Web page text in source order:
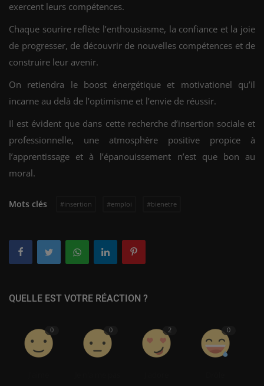
exercent leurs compétences.
Chaque sourire reflète l’enthousiasme, la confiance et la joie
de progresser, de découvrir de nouvelles compétences et de
construire leur avenir.
On retiendra le boost énergétique et motivationel qu’il
incarne au delà de l’optimisme et l’envie de réussir.
Il est évident que dans cette recherche d’insertion sociale et
professionnelle, une atmosphère positive propice à
l’apprentissage et à l’épanouissement n’est que bon au
moral.
Mots clés #insertion #emploi #bienetre
QUELLE EST VOTRE RÉACTION ?
0 0 2 0